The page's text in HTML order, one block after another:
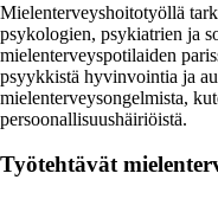
Mielenterveyshoitotyöllä
psykologien, psykiatrien ja
mielenterveyspotilaiden
psyykkistä hyvinvointia ja
mielenterveysongelmista,
persoonallisuushäiriöistä.
Työtehtävät